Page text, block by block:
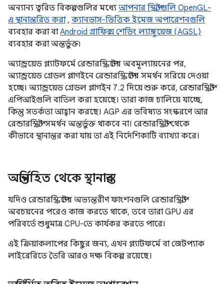
অন্যান্য ত্বরিত বিকল্পগুলির মধ্যে আপনার স্ক্রিপ্টগুলি OpenGL-
এ স্থানান্তরিত করা, ক্যানভাস-ভিত্তিক ইমেজ অপারেশনগুলি
ব্যবহার করা বাAndroid গ্রাফিক্স শেডিং ল্যাঙ্গুয়েজ (AGSL)
ব্যবহার করা অন্তর্ভুক্ত৷
অ্যান্ড্রয়েড প্ল্যাটফর্মে রেন্ডারস্ক্রিপ্টের অবমূল্যায়নের পর,
অ্যান্ড্রয়েড গ্রেডল প্লাগইনে রেন্ডারস্ক্রিপ্টের সমর্থন সরিয়ে দেওয়া
হচ্ছে। অ্যান্ড্রয়েড গ্রেডল প্লাগইন 7.2 দিয়ে শুরু করে, রেন্ডারস্ক্রিপ্ট
এপিআইগুলি বাতিল করা হয়েছে। তারা কাজ চালিয়ে যাচ্ছে,
কিন্তু সতর্কতা আহ্বান করছে। AGP এর ভবিষ্যত সংস্করণে আর
রেন্ডারস্ক্রিপ্ট সমর্থন অন্তর্ভুক্ত থাকবে না। রেন্ডারস্ক্রিপ্ট থেকে
কীভাবে স্থানান্তর করা যায় তা এই নির্দেশিকাটি ব্যাখ্যা করে।
অন্তর্নিহিত থেকে স্থানান্তর
যদিও রেন্ডারস্ক্রিপ্টের অভ্যন্তরীণ ফাংশনগুলি রেন্ডারস্ক্রিপ্ট
অবচয়নের পরেও কাজ করতে থাকে, তবে তারা GPU এর
পরিবর্তে শুধুমাত্র CPU-তে কার্যকর করতে পারে।
এই ক্রিয়াকলাপের কিছুর জন্য, এখন প্ল্যাটফর্মে বা জেটপ্যাক
লাইব্রেরিতে তৈরি আরও দক্ষ বিকল্প রয়েছে।